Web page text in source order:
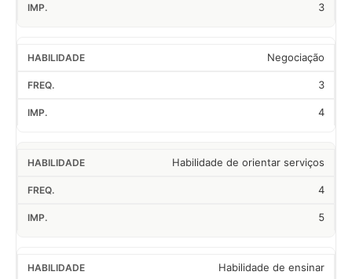
3
Negociação
3
4
Habilidade de orientar serviços
4
5
Habilidade de ensinar